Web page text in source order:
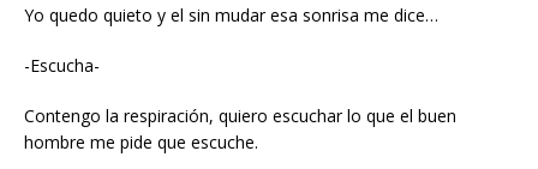
Yo quedo quieto y el sin mudar esa sonrisa me dice…
-Escucha-
Contengo la respiración, quiero escuchar lo que el buen
hombre me pide que escuche.